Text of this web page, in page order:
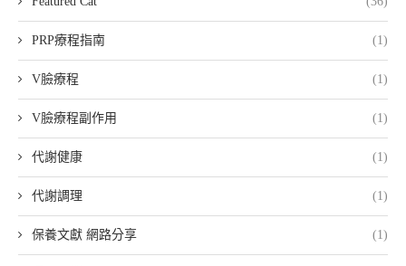
PRP療程指南 (1)
V臉療程 (1)
V臉療程副作用 (1)
代謝健康 (1)
代謝調理 (1)
保養文獻 網路分享 (1)